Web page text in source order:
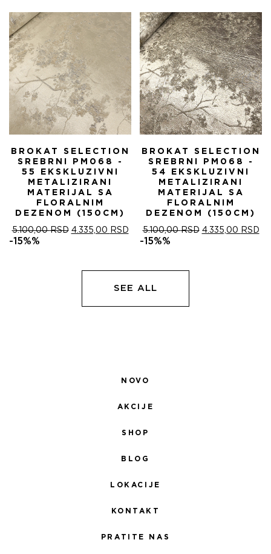
5.100,00 RSD.
BROKAT SELECTION
SREBRNI PM068 -
55 EKSKLUZIVNI
METALIZIRANI
MATERIJAL SA
FLORALNIM
DEZENOM (150CM)
5.100,00RSD ОРИГИНАЛНА
5.100,00 RSD.
4.335,00 RSDТРЕНУТНА
ЦЕНА
-15%%
BROKAT SELECTION
SREBRNI PM068 -
54 EKSKLUZIVNI
METALIZIRANI
MATERIJAL SA
FLORALNIM
DEZENOM (150CM)
5.100,00RSD ОРИГИНАЛНА
4.335,00 RSD
-15%%
SEE ALL
NOVO
AKCIJE
SHOP
BLOG
LOKACIJE
KONTAKT
PRATITE NAS